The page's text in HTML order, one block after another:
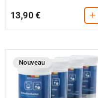
13,90 € +
Nouveau